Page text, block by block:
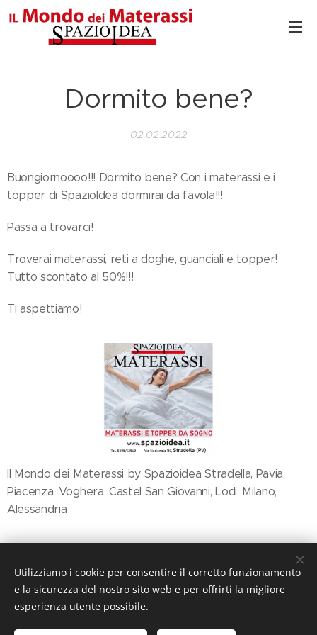
Dormito bene?
02.02.2022
Buongiornoooo!!! Dormito bene? Con i materassi e i
topper di SpazioIdea dormirai da favola!!!
Passa a trovarci!
Troverai materassi, reti a doghe, guanciali e topper!
Tutto scontato al 50%!!!
Ti aspettiamo!
Il Mondo dei Materassi by Spazioidea Stradella, Pavia,
Piacenza, Voghera, Castel San Giovanni, Lodi, Milano,
Alessandria
Utilizziamo i cookie per consentire il corretto funzionamento
e la sicurezza del nostro sito web e per offrirti la migliore
esperienza utente possibile.